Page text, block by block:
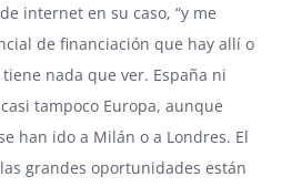
internet en su caso, “y me
de financiación que hay allí o
nada que ver. España ni
tampoco Europa, aunque
han ido a Milán o a Londres. El
grandes oportunidades están